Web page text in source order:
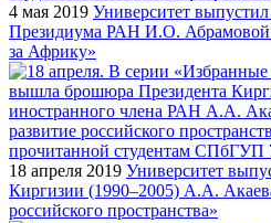
4 мая 2019 Университет
Президиума РАН И.О. Абрамовой
за Африку»
18 апреля 2019 Университет
Киргизии (1990–2005) А.А.
российского пространства»